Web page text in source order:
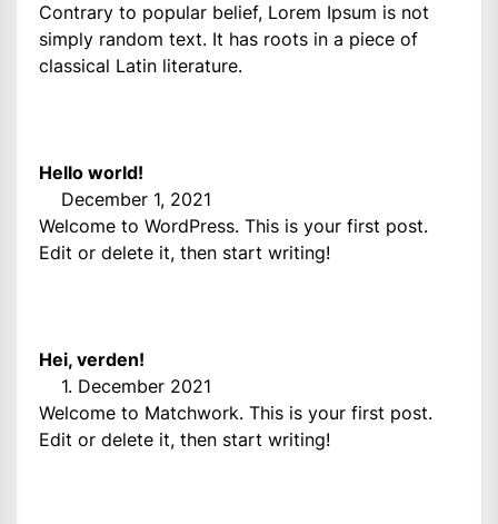
Contrary to popular belief, Lorem Ipsum is not
simply random text. It has roots in a piece of
classical Latin literature.
Hello world!
December 1, 2021
Welcome to WordPress. This is your first post.
Edit or delete it, then start writing!
Hei, verden!
1. December 2021
Welcome to Matchwork. This is your first post.
Edit or delete it, then start writing!